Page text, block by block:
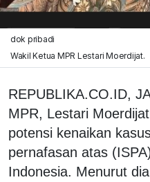
dok pribadi
Wakil Ketua MPR Lestari Moerdijat.
REPUBLIKA.CO.ID,
MPR, Lestari
potensi kenaikan
pernafasan atas
Indonesia. Menurut